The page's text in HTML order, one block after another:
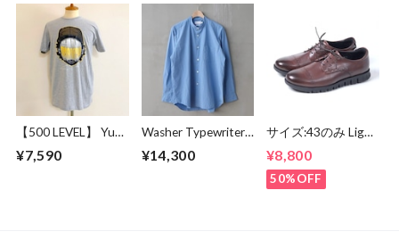
【500 LEVEL】 Yu
Player Silhouette
¥7,590
Washer Typewriter
Collar Shirt Blue
¥14,300
サイズ:43のみ Light
Derby Shoes Dark
Brown
¥8,800
50%OFF